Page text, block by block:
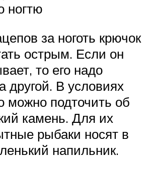
ногтю
за ноготь крючок
острым. Если он
то его надо
другой. В условиях
можно подточить об
камень. Для их
рыбаки носят в
напильник.